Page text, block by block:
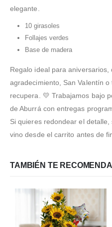
elegante.
10 girasoles
Follajes verdes
Base de madera
Regalo ideal para
agradecimiento, San Valentín
recupera. 💛 Trabajamos bajo
de Aburrá con entregas
Si quieres redondear el
vino desde el carrito antes de
TAMBIÉN TE